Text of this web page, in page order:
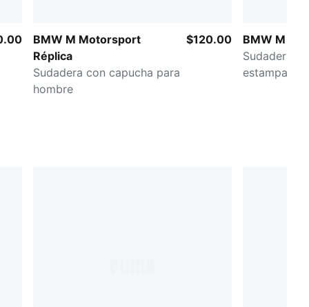
BMW M Motorsport
Réplica
Sudadera con capucha para
hombre
$120.00
BMW M
Sudadera
estampada